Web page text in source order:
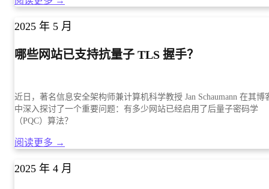
2025 年 5 月
哪些网站已支持抗量子 TLS 握手？
近日，著名信息安全架构师兼计算机科学教授 Jan Schaumann 在其博
中深入探讨了一个重要问题：有多少网站已经启用了后量子密码学
（PQC）算法？
阅读更多 →
2025 年 4 月